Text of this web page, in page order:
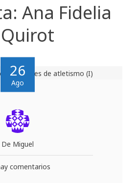
Ana Fidelia
Quirot
26
Ago
De Miguel
comentarios